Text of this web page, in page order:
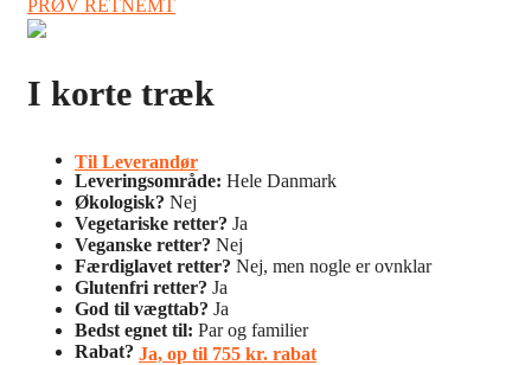
PRØV RETNEMT
I korte træk
Til Leverandør
Leveringsområde: Hele Danmark
Økologisk? Nej
Vegetariske retter? Ja
Veganske retter? Nej
Færdiglavet retter? Nej, men nogle er ovnklar
Glutenfri retter? Ja
God til vægttab? Ja
Bedst egnet til: Par og familier
Rabat? Ja, op til 755 kr. rabat